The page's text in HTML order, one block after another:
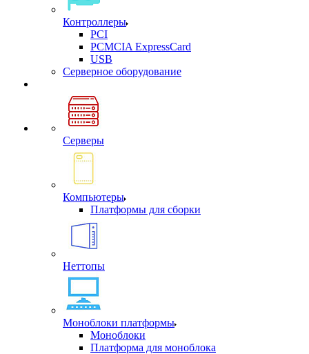
Контроллеры
PCI
PCMCIA ExpressCard
USB
Cерверное оборудование
Серверы
Компьютеры
Платформы для сборки
Неттопы
Моноблоки платформы
Моноблоки
Платформа для моноблока